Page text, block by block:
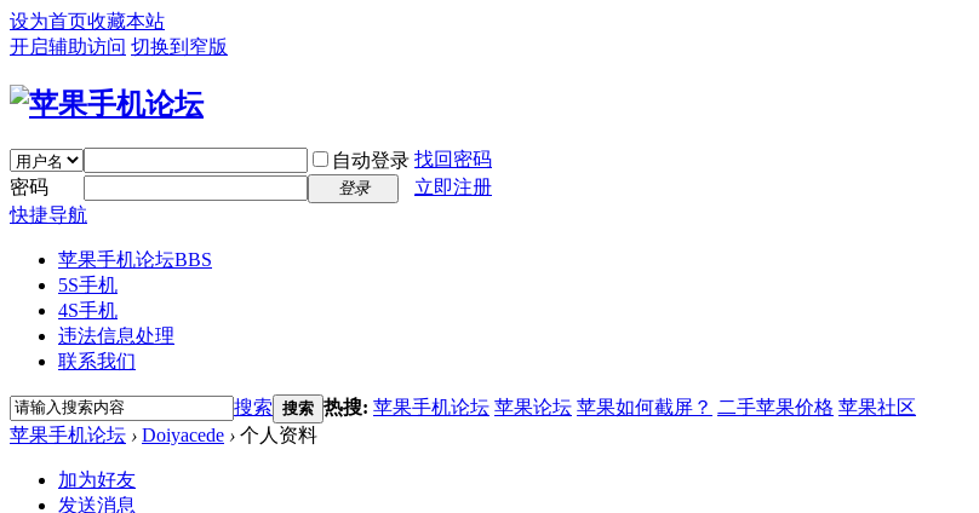
设为首页收藏本站
开启辅助访问 切换到窄版
自动登录 找回密码
密码
登录
立即注册
快捷导航
苹果手机论坛BBS
5S手机
4S手机
违法信息处理
联系我们
搜索 搜索 热搜: 苹果手机论坛 苹果论坛 苹果如何截屏？ 二手苹果价格 苹果社区
苹果手机论坛 › Doiyacede › 个人资料
加为好友
发送消息